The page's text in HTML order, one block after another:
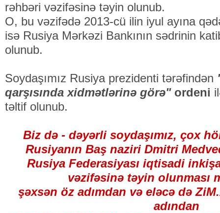
rəhbəri vəzifəsinə təyin olunub.
O, bu vəzifədə 2013-cü ilin iyul ayına
isə Rusiya Mərkəzi Bankının sədrinin
olunub.
Soydaşımız Rusiya prezidenti tərəfindən
qarşısında xidmətlərinə görə"ordeni
təltif olunub.
Biz də - dəyərli soydaşımız, çox
Rusiyanın Baş naziri Dmitri
Rusiya Federasiyası iqtisadi
vəzifəsinə təyin olunması
şəxsən öz adımdan və eləcə də
adından